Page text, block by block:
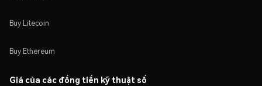
Buy Litecoin
Buy Ethereum
Giá của các đồng tiền kỹ thuật số